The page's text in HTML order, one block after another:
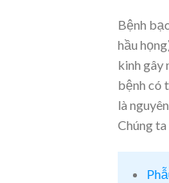
​Bệnh
hầu
kinh gây
bệnh có
là
Chúng